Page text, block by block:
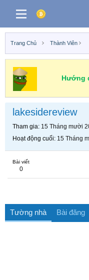
Trang Chủ Thành Viên
Hướng
lakesidereview
Tham gia 15 Tháng mười
Hoạt động cuối 15 Tháng
Bài viết
0
Tường nhà Bài đăng